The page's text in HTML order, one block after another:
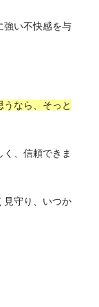
強い不快感を与
なら、そっと
、信頼できま
見守り、いつか